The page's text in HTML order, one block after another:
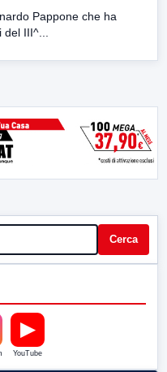
Pappone che ha
III^...
Cerca
▶
YouTube